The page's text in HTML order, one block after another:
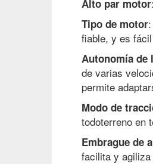
Alto par motor
Tipo de motor
fiable, y es
Autonomía de
de varias
permite
Modo de
todoterreno en
Embrague de
facilita y